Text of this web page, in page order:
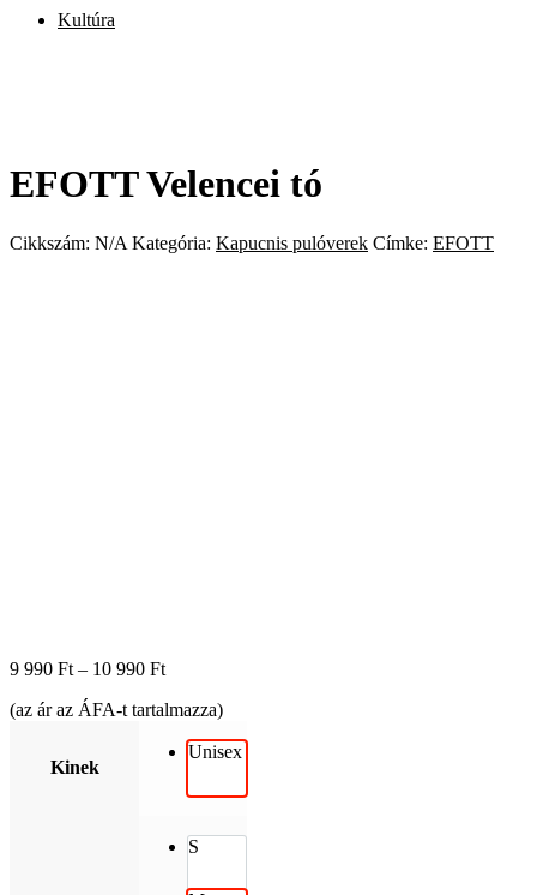
Kultúra
EFOTT Velencei tó
Cikkszám: N/A Kategória: Kapucnis pulóverek Címke: EFOTT
9 990 Ft – 10 990 FtÁrtartomány:
990 Ft
10
(az ár az ÁFA-t tartalmazza)
Kinek
Unisex
S